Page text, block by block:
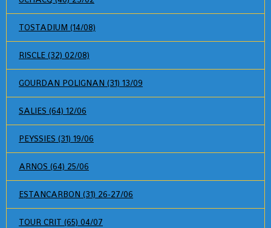
TOSTADIUM (14/08)
RISCLE (32) 02/08)
GOURDAN POLIGNAN (31) 13/09
SALIES (64) 12/06
PEYSSIES (31) 19/06
ARNOS (64) 25/06
ESTANCARBON (31) 26-27/06
TOUR CRIT (65) 04/07